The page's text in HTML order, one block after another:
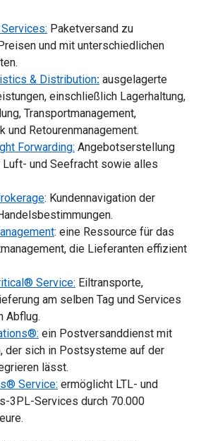
Paketversand zu
und mit unterschiedlichen
& Distribution: ausgelagerte
einschließlich Lagerhaltung,
Transportmanagement,
und Retourenmanagement.
Forwarding: Angebotserstellung
Luft- und Seefracht sowie alles
: Kundennavigation der
: eine Ressource für das
die Lieferanten effizient
Service: Eiltransporte,
am selben Tag und Services
Abflug.​
ein Postversanddienst mit
der sich in Postsysteme auf der
lässt.​
Service: ermöglicht LTL- und
3PL-Services durch 70.000